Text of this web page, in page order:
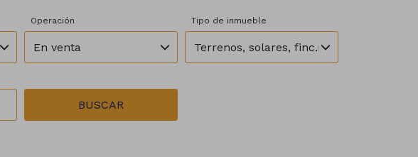
Operación
En venta
Tipo de inmueble
Terrenos, solares, finc.rústicas,masías
BUSCAR